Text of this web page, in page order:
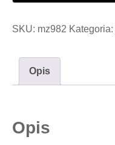
Straight
Jielde
SKU: mz982 Kategoria:
Opis
Opis